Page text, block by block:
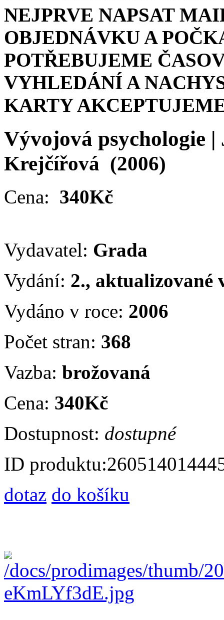
NEJPRVE NAPSAT
OBJEDNÁVKU A
POTŘEBUJEME
VYHLEDÁNÍ A
KARTY
Vývojová psychologie |
Krejčířová (2006)
Cena: 340Kč
Vydavatel: Grada
Vydání: 2., aktualizované
Vydáno v roce: 2006
Počet stran: 368
Vazba: brožovaná
Cena: 340Kč
Dostupnost: dostupné
ID produktu:
dotaz do košíku